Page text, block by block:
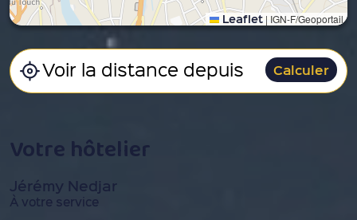
Leaflet | IGN-F/Geoportail
Calculer
Votre hôtelier
Jérémy Nedjar
À votre service